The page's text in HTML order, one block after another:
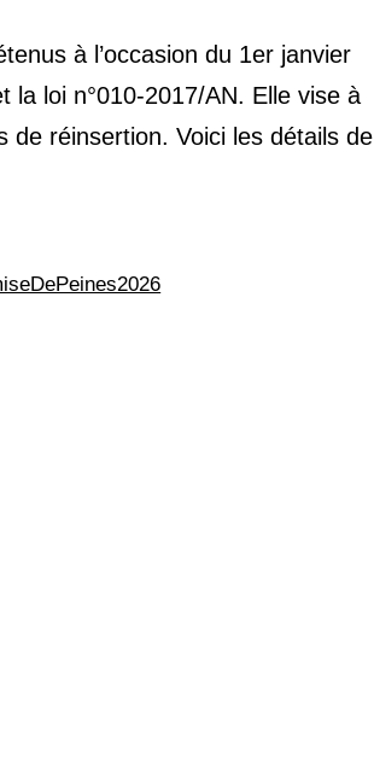
à l’occasion du 1er janvier
la loi n°010-2017/AN. Elle vise à
réinsertion. Voici les détails de